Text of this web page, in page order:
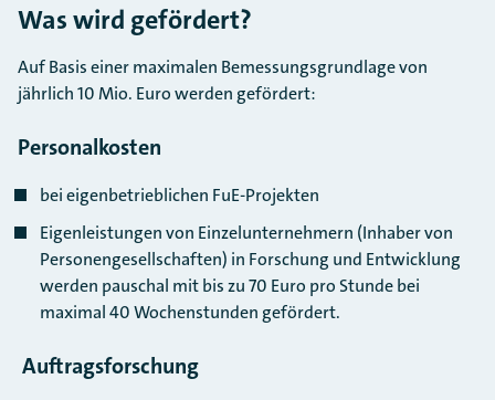
Was wird gefördert?
Auf Basis einer maximalen Bemessungsgrundlage von
jährlich 10 Mio. Euro werden gefördert:
Personalkosten
bei eigenbetrieblichen FuE-Projekten
Eigenleistungen von Einzelunternehmern (Inhaber von
Personengesellschaften) in Forschung und Entwicklung
werden pauschal mit bis zu 70 Euro pro Stunde bei
maximal 40 Wochenstunden gefördert.
Auftragsforschung